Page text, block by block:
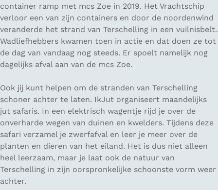
container ramp met mcs Zoe in 2019. Het Vrachtschip
verloor een van zijn containers en door de noordenwind
veranderde het strand van Terschelling in een vuilnisbelt.
Wadliefhebbers kwamen toen in actie en dat doen ze tot
de dag van vandaag nog steeds. Er spoelt namelijk nog
dagelijks afval aan van de mcs Zoe.
Ook jij kunt helpen om de stranden van Terschelling
schoner achter te laten. IkJut organiseert maandelijks
jut safaris. In een elektrisch wagentje rijd je over de
onverharde wegen van duinen en kwelders. Tijdens deze
safari verzamel je zwerfafval en leer je meer over de
planten en dieren van het eiland. Het is dus niet alleen
heel leerzaam, maar je laat ook de natuur van
Terschelling in zijn oorspronkelijke schoonste vorm weer
achter.